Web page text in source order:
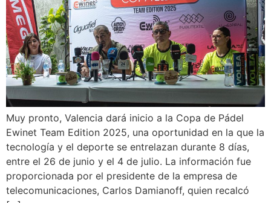
Muy pronto, Valencia dará inicio a la Copa de Pádel
Ewinet Team Edition 2025, una oportunidad en la que la
tecnología y el deporte se entrelazan durante 8 días,
entre el 26 de junio y el 4 de julio. La información fue
proporcionada por el presidente de la empresa de
telecomunicaciones, Carlos Damianoff, quien recalcó